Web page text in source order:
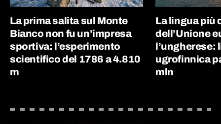
La prima salita sul Monte
Bianco non fu un’impresa
sportiva: l’esperimento
scientifico del 1786 a 4.810
m
La lingua più
dell’Unione
l’ungherese:
ugrofinnica
mln